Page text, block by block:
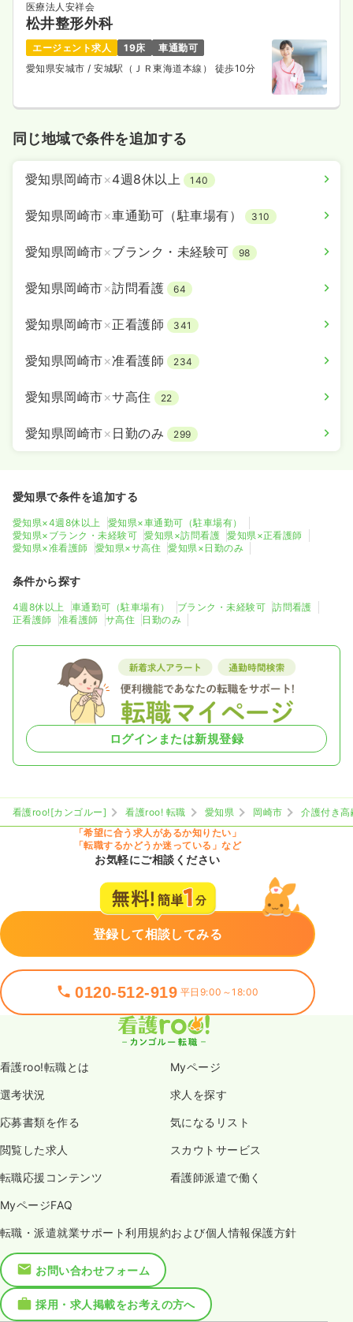
医療法人安祥会
松井整形外科
エージェント求人 19床
車通勤可
愛知県安城市 / 安城駅（ＪＲ東海道本線） 徒歩10分
同じ地域で条件を追加する
愛知県岡崎市×4週8休以上 140
愛知県岡崎市×車通勤可（駐車場有） 310
愛知県岡崎市×ブランク・未経験可 98
愛知県岡崎市×訪問看護 64
愛知県岡崎市×正看護師 341
愛知県岡崎市×准看護師 234
愛知県岡崎市×サ高住 22
愛知県岡崎市× 日勤のみ 299
愛知県で条件を追加する
愛知県×4週8休以上
愛知県×車通勤可（駐車場有）
愛知県×ブランク・未経験可
愛知県×訪問看護
愛知県×正看護師
愛知県×准看護師
愛知県×サ高住 愛知県×日勤のみ
条件から探す
4週8休以上 車通勤可（駐車場有） ブランク・未経験可
訪問看護
正看護師
准看護師 サ高住 日勤のみ
ログインまたは新規登録
看護roo![カンゴルー] 看護roo! 転職 愛知県 岡崎市
介護付き
「希望に合う求人があるか知りたい」
「転職するかどうか迷っている」など
お気軽にご相談ください
登録して相談してみる
0120-512-919 平日9:00～18:00
看護roo!転職とは Myページ
選考状況 求人を探す
応募書類を作る 気になるリスト
閲覧した求人 スカウトサービス
転職応援コンテンツ 看護師派遣で働く
MyページFAQ
転職・派遣就業サポート利用規約および個人情報保護方針
お問い合わせフォーム
採用・求人掲載をお考えの方へ